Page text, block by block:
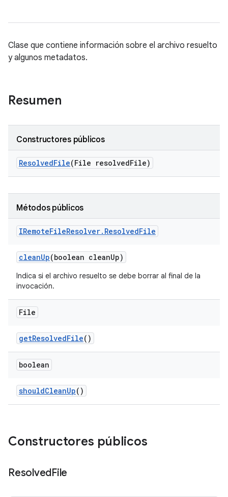
Clase que contiene información sobre el archivo resuelto
y algunos metadatos.
Resumen
Constructores públicos
ResolvedFile(File resolvedFile)
Métodos públicos
IRemoteFileResolver. ResolvedFile
cleanUp(boolean cleanUp)
Indica si el archivo resuelto se debe borrar al final de la
invocación.
File
getResolvedFile()
boolean
shouldCleanUp()
Constructores públicos
ResolvedFile